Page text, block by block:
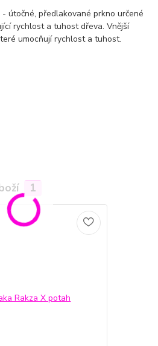
útočné, předlakované prkno určené
rychlost a tuhost dřeva. Vnější
umocňují rychlost a tuhost.
1